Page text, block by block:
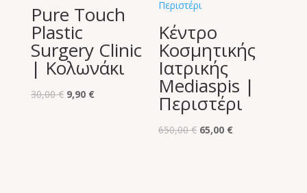
Pure Touch
Plastic
Surgery Clinic
| Κολωνάκι
30,00€ Original
9,90 €Η
Κέντρο
Κοσμητικής
Ιατρικής
Mediaspis |
Περιστέρι
650,00€ Original
65,00 €